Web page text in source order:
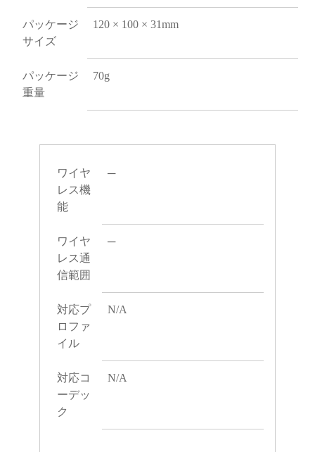
パッケージ
サイズ
120 × 100 × 31mm
パッケージ
重量
70g
ワイヤ
レス機
能
─
ワイヤ
レス通
信範囲
─
対応プ
ロファ
イル
N/A
対応コ
ーデッ
ク
N/A